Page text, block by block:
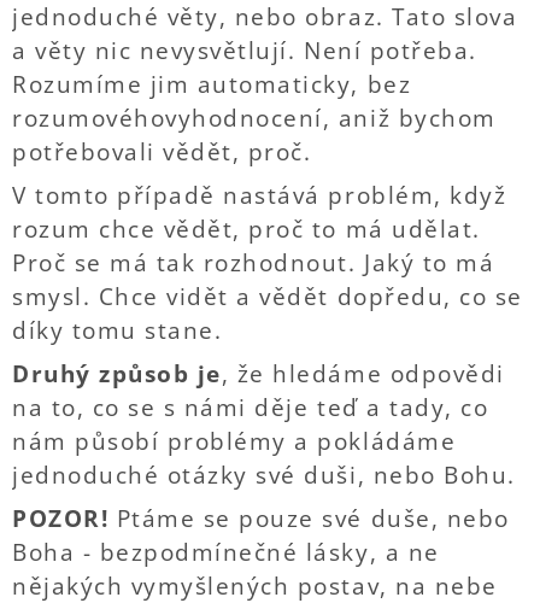
jednoduché věty, nebo obraz. Tato slova
a věty nic nevysvětlují. Není potřeba.
Rozumíme jim automaticky, bez
rozumovéhovyhodnocení, aniž bychom
potřebovali vědět, proč.
V tomto případě nastává problém, když
rozum chce vědět, proč to má udělat.
Proč se má tak rozhodnout. Jaký to má
smysl. Chce vidět a vědět dopředu, co se
díky tomu stane.
Druhý způsob je, že hledáme odpovědi
na to, co se s námi děje teď a tady, co
nám působí problémy a pokládáme
jednoduché otázky své duši, nebo Bohu.
POZOR! Ptáme se pouze své duše, nebo
Boha - bezpodmínečné lásky, a ne
nějakých vymyšlených postav, na nebe